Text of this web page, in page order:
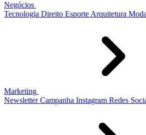
Negócios
Tecnologia Direito Esporte Arquitetura Moda
Marketing
Newsletter Campanha Instagram Redes